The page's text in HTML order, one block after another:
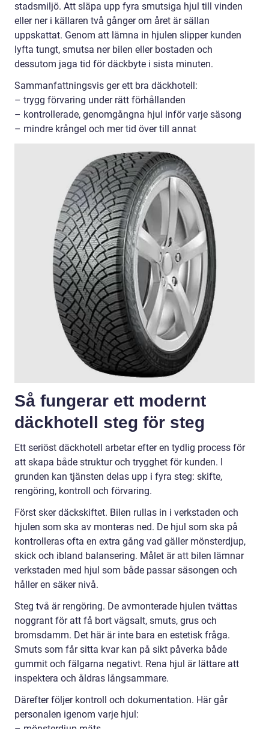
stadsmiljö. Att släpa upp fyra smutsiga hjul till vinden
eller ner i källaren två gånger om året är sällan
uppskattat. Genom att lämna in hjulen slipper kunden
lyfta tungt, smutsa ner bilen eller bostaden och
dessutom jaga tid för däckbyte i sista minuten.
Sammanfattningsvis ger ett bra däckhotell:
– trygg förvaring under rätt förhållanden
– kontrollerade, genomgångna hjul inför varje säsong
– mindre krångel och mer tid över till annat
Så fungerar ett modernt
däckhotell steg för steg
Ett seriöst däckhotell arbetar efter en tydlig process för
att skapa både struktur och trygghet för kunden. I
grunden kan tjänsten delas upp i fyra steg: skifte,
rengöring, kontroll och förvaring.
Först sker däckskiftet. Bilen rullas in i verkstaden och
hjulen som ska av monteras ned. De hjul som ska på
kontrolleras ofta en extra gång vad gäller mönsterdjup,
skick och ibland balansering. Målet är att bilen lämnar
verkstaden med hjul som både passar säsongen och
håller en säker nivå.
Steg två är rengöring. De avmonterade hjulen tvättas
noggrant för att få bort vägsalt, smuts, grus och
bromsdamm. Det här är inte bara en estetisk fråga.
Smuts som får sitta kvar kan på sikt påverka både
gummit och fälgarna negativt. Rena hjul är lättare att
inspektera och åldras långsammare.
Därefter följer kontroll och dokumentation. Här går
personalen igenom varje hjul: